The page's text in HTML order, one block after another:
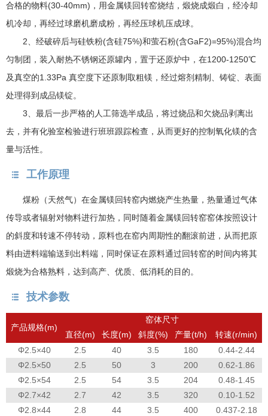
合格的物料(30-40mm)，用金属镁回转窑烧结，煅烧成煅白，经冷却
机冷却，再经过球磨机磨成粉，再经压球机压成球。
2、经破碎后与硅铁粉(含硅75%)和萤石粉(含GaF2)=95%)混合均
匀制团，装入耐热不锈钢还原罐内，置于还原炉中，在1200-1250℃
及真空的1.33Pa 真空度下还原制取粗镁，经过熔剂精制、铸锭、表面
处理得到成品镁锭。
3、最后一步严格的人工筛选半成品，将过烧品和欠烧品剥离出
去，并有化验室检验进行班班跟踪检查，从而更好的控制氧化镁的含
量与活性。
工作原理
煤粉（天然气）在金属镁回转窑内燃烧产生热量，热量通过气体
传导或者辐射对物料进行加热，同时随着金属镁回转窑窑体按照设计
的斜度和转速不停转动，原料也在窑内周期性的翻滚前进，从而把原
料由进料端输送到出料端，同时保证在原料通过回转窑的时间内将其
煅烧为合格熟料，达到高产、优质、低消耗的目的。
技术参数
产品规格(m)
窑体尺寸
直径(m)
长度(m) 斜度(%) 产量(t/h)
转速(r/min)
Φ2.5×40
2.5 40 3.5 180
0.44-2.44
Φ2.5×50
2.5 50 3 200
0.62-1.86
Φ2.5×54
2.5 54 3.5 204
0.48-1.45
Φ2.7×42
2.7 42 3.5 320
0.10-1.52
Φ2.8×44
2.8 44 3.5 400
0.437-2.18